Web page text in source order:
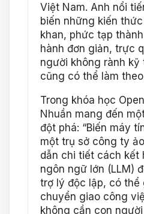
Việt Nam. Anh nổi
biến những kiến
khan, phức tạp
hành đơn giản, trực
người không rành kỹ
cũng có thể làm
Trong khóa học
Nhuần mang đến
đột phá: “Biến máy
một trụ sở công ty
dẫn chi tiết cách kết
ngôn ngữ lớn (LLM)
trợ lý độc lập, có thể
chuyển giao công
không cần con